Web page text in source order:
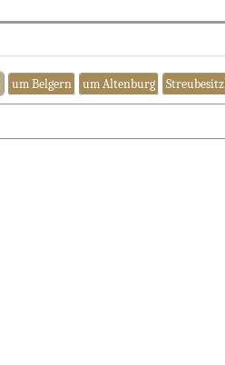
um Belgern um Altenburg Streubesitz